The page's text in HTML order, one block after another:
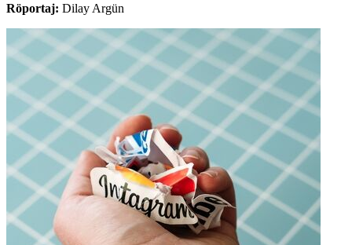
Röportaj: Dilay Argün